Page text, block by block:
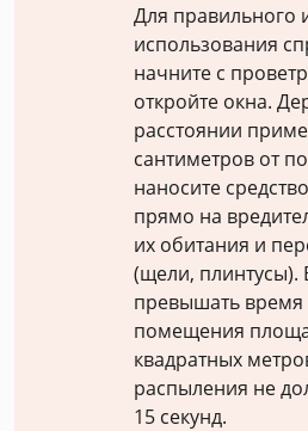
Для правильного
использования
начните с
откройте окна.
расстоянии
сантиметров от
наносите
прямо на
их обитания и
(щели, плинтусы).
превышать время
помещения
квадратных
распыления не
15 секунд.